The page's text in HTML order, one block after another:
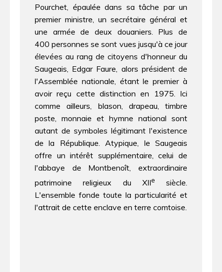
Pourchet, épaulée dans sa tâche par un
premier ministre, un secrétaire général et
une armée de deux douaniers. Plus de
400 personnes se sont vues jusqu'à ce jour
élevées au rang de citoyens d'honneur du
Saugeais, Edgar Faure, alors président de
l'Assemblée nationale, étant le premier à
avoir reçu cette distinction en 1975. Ici
comme ailleurs, blason, drapeau, timbre
poste, monnaie et hymne national sont
autant de symboles légitimant l'existence
de la République. Atypique, le Saugeais
offre un intérêt supplémentaire, celui de
l'abbaye de Montbenoît, extraordinaire
patrimoine religieux du XIIe
siècle.
L'ensemble fonde toute la particularité et
l'attrait de cette enclave en terre comtoise.